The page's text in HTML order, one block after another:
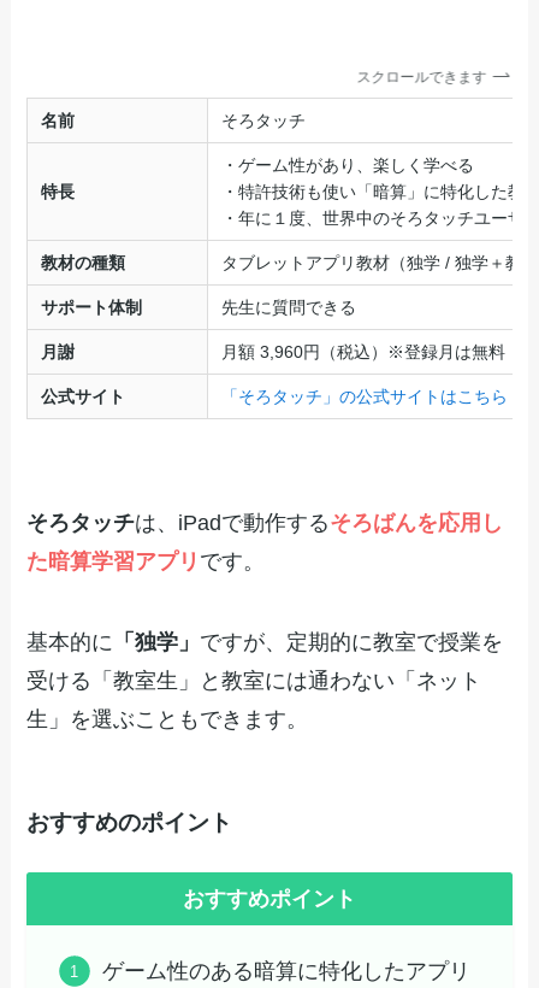
スクロールできます
名前 そろタッチ
特長
・ゲーム性があり、楽しく学べる
・特許技術も使い「暗算」に特化した教
・年に１度、世界中のそろタッチユーザ
教材の種類 タブレットアプリ教材（独学 / 独学＋教
サポート体制 先生に質問できる
月謝 月額 3,960円（税込）※登録月は無料
公式サイト 「そろタッチ」の公式サイトはこちら
そろタッチは、iPadで動作するそろばんを応用し
た暗算学習アプリ です。
基本的に 「独学」 ですが、定期的に教室で授業を
受ける「教室生」と教室には通わない「ネット
生」を選ぶこともできます。
おすすめのポイント
おすすめポイント
ゲーム性のある暗算に特化したアプリ